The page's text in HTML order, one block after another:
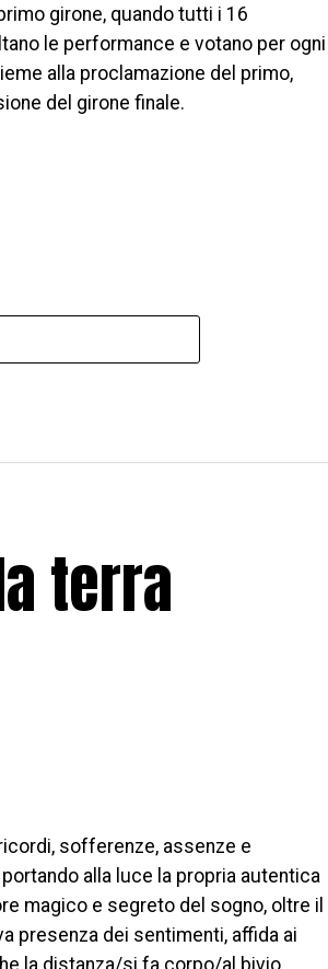
girone, quando tutti i 16
le performance e votano per ogni
alla proclamazione del primo,
del girone finale.
terra
sofferenze, assenze e
alla luce la propria autentica
magico e segreto del sogno, oltre il
presenza dei sentimenti, affida ai
la distanza/si fa corpo/al bivio